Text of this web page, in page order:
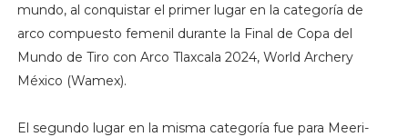
mundo, al conquistar el primer lugar en la categoría de
arco compuesto femenil durante la Final de Copa del
Mundo de Tiro con Arco Tlaxcala 2024, World Archery
México (Wamex).
El segundo lugar en la misma categoría fue para Meeri-